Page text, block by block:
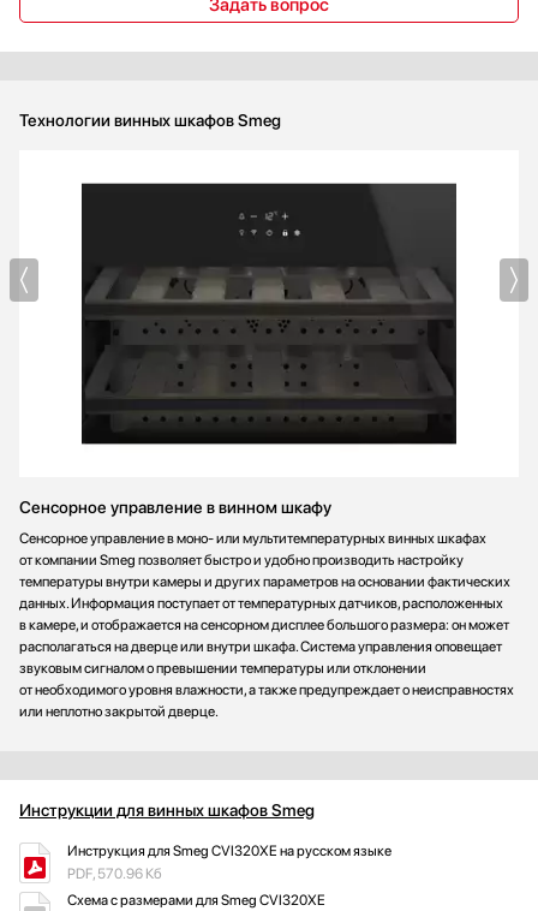
Задать вопрос
Технологии винных шкафов Smeg
Сенсорное управление в винном шкафу
Сенсорное управление в моно- или мультитемпературных винных шкафах
от компании Smeg позволяет быстро и удобно производить настройку
температуры внутри камеры и других параметров на основании фактических
данных. Информация поступает от температурных датчиков, расположенных
в камере, и отображается на сенсорном дисплее большого размера: он может
располагаться на дверце или внутри шкафа. Система управления оповещает
звуковым сигналом о превышении температуры или отклонении
от необходимого уровня влажности, а также предупреждает о неисправностях
или неплотно закрытой дверце.
Инструкции для винных шкафов Smeg
Инструкция для Smeg CVI320XE на русском языке
PDF, 570.96 Кб
Схема с размерами для Smeg CVI320XE